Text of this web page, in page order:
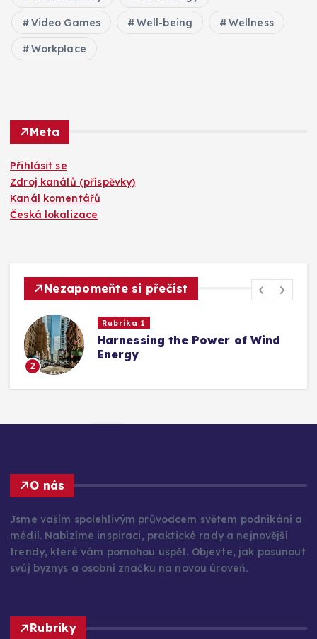
Video Games Well-being Wellness
Workplace
Meta
Přihlásit se
Zdroj kanálů (příspěvky)
Kanál komentářů
Česká lokalizace
Nezapomeňte si přečíst
2
Rubrika 1
Harnessing the Power of Wind
Energy
O nás
Jsme vaším spolehlivým průvodcem světem podnikání a
médií. Nabízíme inspiraci, praktické rady a nejnovější
trendy, které vám pomohou uspět. Objevte, jak posunout
svůj byznys a osobní značku na novou úroveň.
Rubriky